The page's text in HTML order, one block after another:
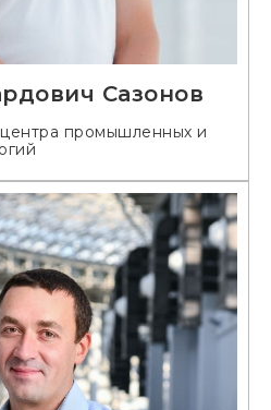
Сазонов
промышленных и